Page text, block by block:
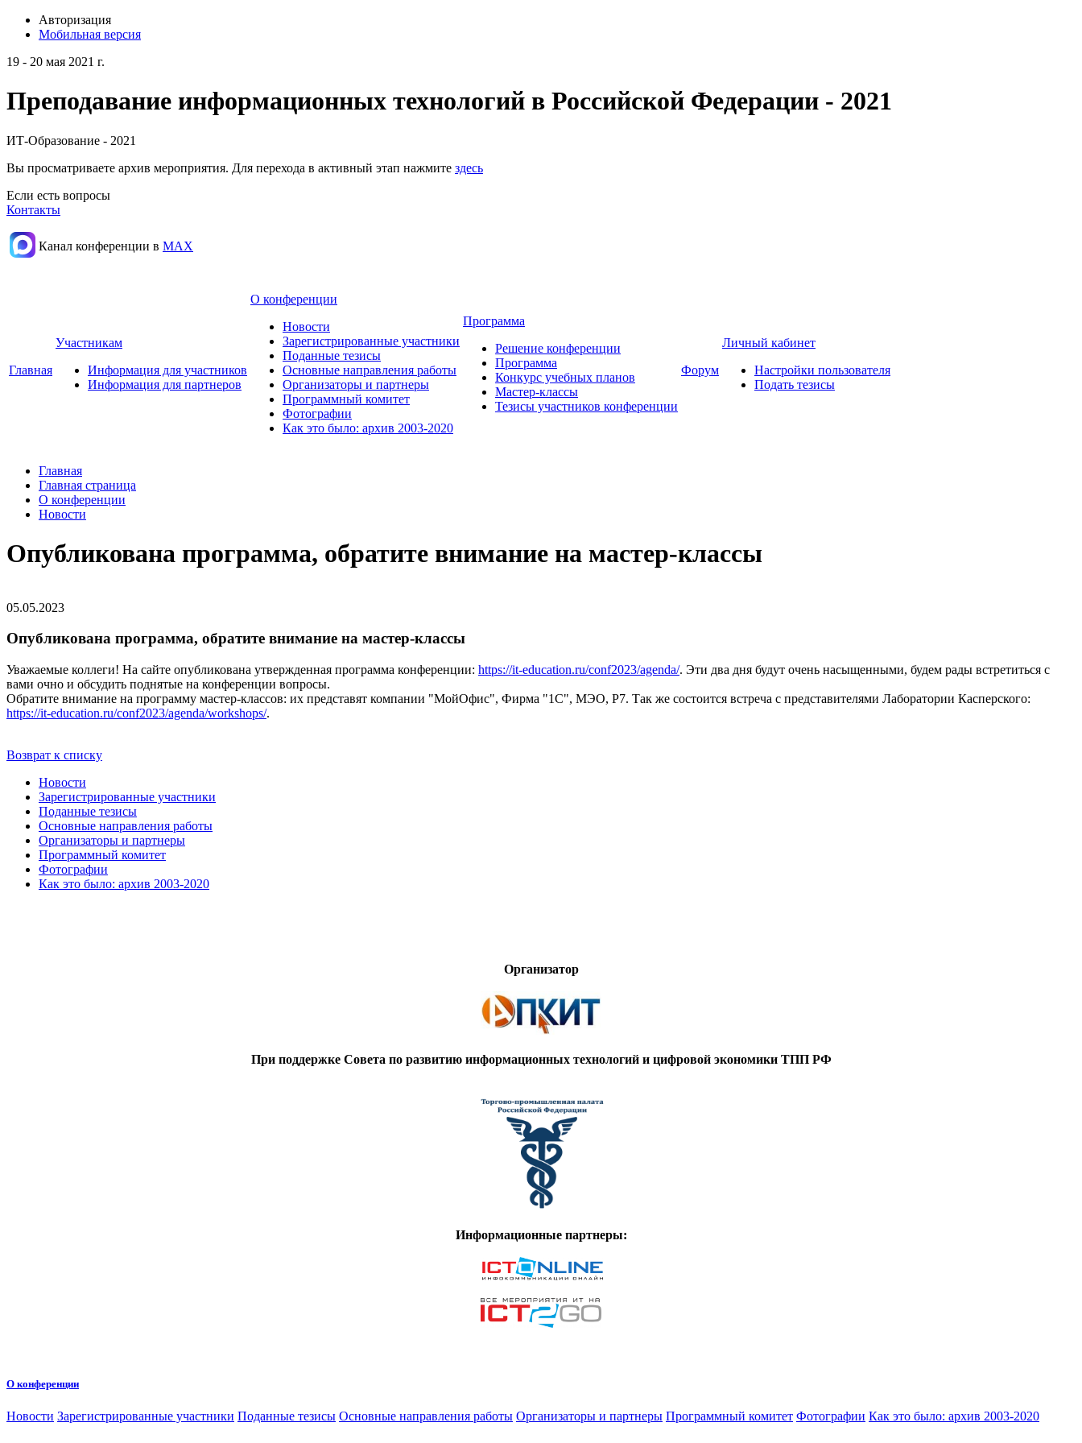
Авторизация
Мобильная версия
19 - 20 мая 2021 г.
Преподавание информационных технологий в Российской Федерации - 2021
ИТ-Образование - 2021
Вы просматриваете архив мероприятия. Для перехода в активный этап нажмите здесь
Если есть вопросы
Контакты
Канал конференции в МАХ
Главная
Участникам
Информация для участников
Информация для партнеров
О конференции
Новости
Зарегистрированные участники
Поданные тезисы
Основные направления работы
Организаторы и партнеры
Программный комитет
Фотографии
Как это было: архив 2003-2020
Программа
Решение конференции
Программа
Конкурс учебных планов
Мастер-классы
Тезисы участников конференции
Форум
Личный кабинет
Настройки пользователя
Подать тезисы
Главная
Главная страница
О конференции
Новости
Опубликована программа, обратите внимание на мастер-классы
05.05.2023
Опубликована программа, обратите внимание на мастер-классы
Уважаемые коллеги! На сайте опубликована утвержденная программа конференции: https://it-education.ru/conf2023/agenda/. Эти два дня будут очень насыщенными, будем рады встретиться с
вами очно и обсудить поднятые на конференции вопросы.
Обратите внимание на программу мастер-классов: их представят компании "МойОфис", Фирма "1С", МЭО, Р7. Так же состоится встреча с представителями Лаборатории Касперского:
https://it-education.ru/conf2023/agenda/workshops/.
Возврат к списку
Новости
Зарегистрированные участники
Поданные тезисы
Основные направления работы
Организаторы и партнеры
Программный комитет
Фотографии
Как это было: архив 2003-2020
Организатор
При поддержке Совета по развитию информационных технологий и цифровой экономики ТПП РФ
Информационные партнеры:
О конференции
Новости Зарегистрированные участники Поданные тезисы Основные направления работы Организаторы и партнеры Программный комитет Фотографии Как это было: архив 2003-2020